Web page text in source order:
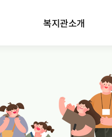
복지관소개